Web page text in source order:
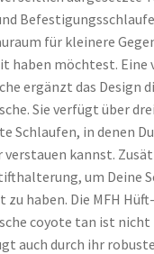
für kleinere
haben möchtest. Eine
ergänzt das Design
Sie verfügt über
Schlaufen, in denen
verstauen kannst.
um Deine
haben. Die MFH
coyote tan ist
auch durch ihr